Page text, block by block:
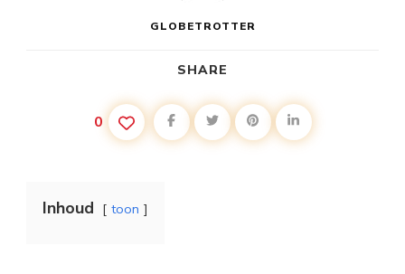
GLOBETROTTER
SHARE
0
Inhoud toon